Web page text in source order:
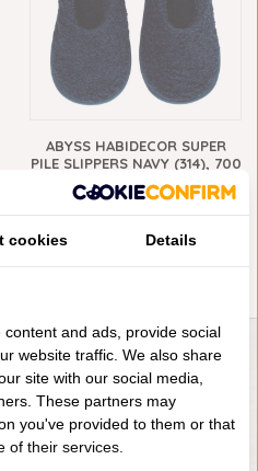
ABYSS HABIDECOR SUPER
PILE SLIPPERS NAVY (314), 700
GRAM PER M²
€70,00
BEL DAN
511817
cookies Details
and ads, provide social
website traffic. We also share
site with our social media,
These partners may
you've provided to them or that
of their services.